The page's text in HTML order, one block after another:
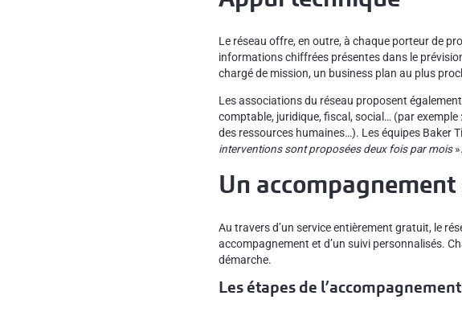
Le réseau offre, en outre, à chaque porteur de
informations chiffrées présentes dans le
chargé de mission, un business plan au plus
Les associations du réseau proposent
comptable, juridique, fiscal, social… (par exemple
des ressources humaines…). Les équipes Baker
interventions sont proposées deux fois par mois».
Un
Au travers d’un service entièrement gratuit, le
accompagnement et d’un suivi personnalisés.
démarche.
Les étapes de l’accompagnement